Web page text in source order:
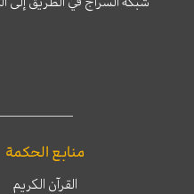
منابع الحكمة
القرآن الكريم